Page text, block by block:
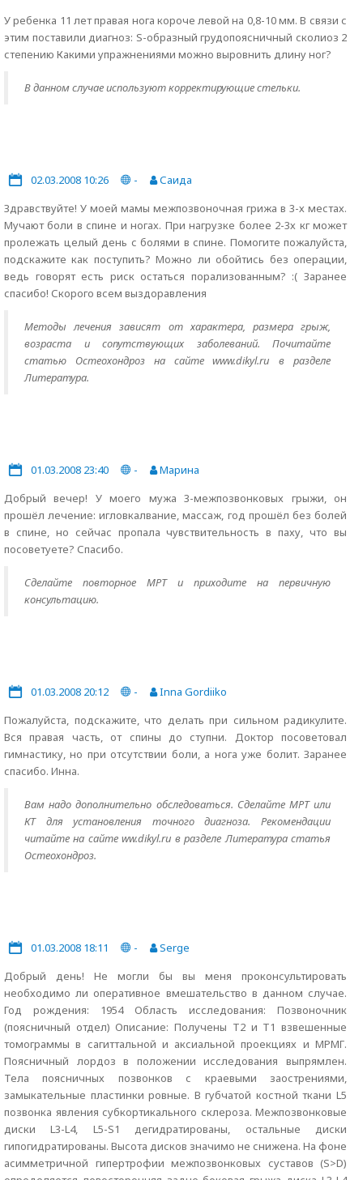
У ребенка 11 лет правая нога короче левой на 0,8-10 мм. В связи с
этим поставили диагноз: S-образный грудопоясничный сколиоз 2
степению Какими упражнениями можно выровнить длину ног?
В данном случае используют корректирующие стельки.
02.03.2008 10:26 -
Саида
Здравствуйте! У моей мамы межпозвоночная грижа в 3-х местах.
Мучают боли в спине и ногах. При нагрузке более 2-3х кг может
пролежать целый день с болями в спине. Помогите пожалуйста,
подскажите как поступить? Можно ли обойтись без операции,
ведь говорят есть риск остаться порализованным? :( Заранее
спасибо! Скорого всем выздоравления
Методы лечения зависят от характера, размера грыж,
возраста и сопутствующих заболеваний. Почитайте
статью Остеохондроз на сайте www.dikyl.ru в разделе
Литература.
01.03.2008 23:40 -
Марина
Добрый вечер! У моего мужа 3-межпозвонковых грыжи, он
прошёл лечение: игловкалвание, массаж, год прошёл без болей
в спине, но сейчас пропала чувствительность в паху, что вы
посоветуете? Спасибо.
Сделайте повторное МРТ и приходите на первичную
консультацию.
01.03.2008 20:12 -
Inna Gordiiko
Пожалуйста, подскажите, что делать при сильном радикулите.
Вся правая часть, от спины до ступни. Доктор посоветовал
гимнастику, но при отсутствии боли, а нога уже болит. Заранее
спасибо. Инна.
Вам надо дополнительно обследоваться. Сделайте МРТ или
КТ для установления точного диагноза. Рекомендации
читайте на сайте ww.dikyl.ru в разделе Литература статья
Остеохондроз.
01.03.2008 18:11 -
Serge
Добрый день! Не могли бы вы меня проконсультировать
необходимо ли оперативное вмешательство в данном случае.
Год рождения: 1954 Область исследования: Позвоночник
(поясничный отдел) Описание: Получены Т2 и Т1 взвешенные
томограммы в сагиттальной и аксиальной проекциях и МРМГ.
Поясничный лордоз в положении исследования выпрямлен.
Тела поясничных позвонков с краевыми заострениями,
замыкательные пластинки ровные. В губчатой костной ткани L5
позвонка явления субкортикального склероза. Межпозвонковые
диски L3-L4, L5-S1 дегидратированы, остальные диски
гипогидратированы. Высота дисков значимо не снижена. На фоне
асимметричной гипертрофии межпозвонковых суставов (S>D)